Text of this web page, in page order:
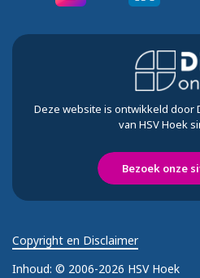
Deze website is ontwikkeld door
van HSV Hoek
Bezoek onze
Inhoud: © 2006-2026 HSV Hoek
Copyright en Disclaimer